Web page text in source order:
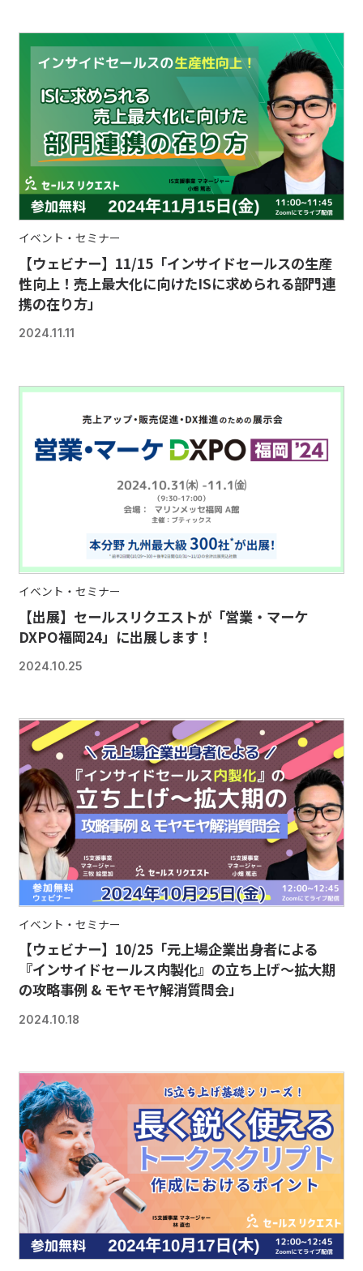
イベント・セミナー
【ウェビナー】11/15「インサイドセールスの生産
性向上！売上最大化に向けたISに求められる部門連
携の在り方」
2024.11.11
イベント・セミナー
【出展】セールスリクエストが「営業・マーケ
DXPO福岡24」に出展します！
2024.10.25
イベント・セミナー
【ウェビナー】10/25「元上場企業出身者による
『インサイドセールス内製化』の立ち上げ～拡大期
の攻略事例 & モヤモヤ解消質問会」
2024.10.18